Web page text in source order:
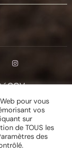
Plume
CGV
de
pour vous
vos
sur
de TOUS les
des